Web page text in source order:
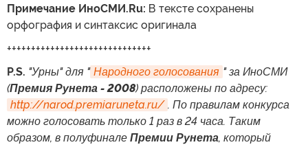
Примечание ИноСМИ.Ru: В тексте сохранены
орфография и синтаксис оригинала
++++++++++++++++++++++++++++++
P.S. "Урны" для " Народного голосования " за ИноСМИ
(Премия Рунета - 2008) расположены по адресу:
http://narod.premiaruneta.ru/ . По правилам конкурса
можно голосовать только 1 раз в 24 часа. Таким
образом, в полуфинале Премии Рунета, который